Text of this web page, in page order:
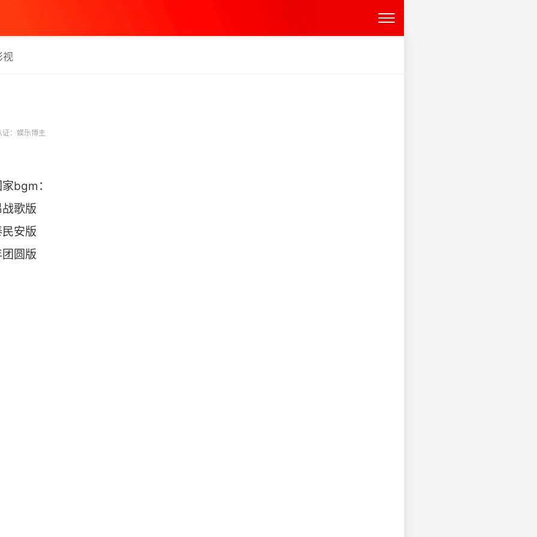
视
证：娱乐博主
bgm：
歌版
安版
圆版